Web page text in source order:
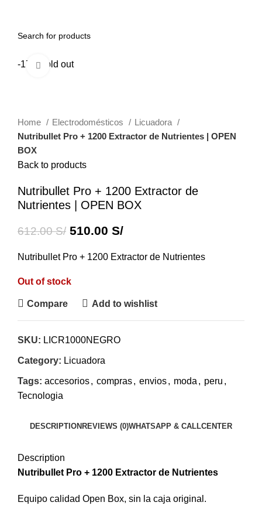
-17%Sold out
Click to enlarge
Home Electrodomésticos
Licuadora
Nutribullet Pro + 1200 Extractor de Nutrientes | OPEN
BOX
Back to products
Nutribullet Pro + 1200 Extractor de
Nutrientes | OPEN BOX
612.00S/ 510.00 S/
Nutribullet Pro + 1200 Extractor de Nutrientes
Out of stock
Compare Add to wishlist
SKU: LICR1000NEGRO
Category: Licuadora
Tags: accesorios, compras, envios, moda , peru ,
Tecnologia
DESCRIPTION REVIEWS (0)WHATSAPP & CALLCENTER
Description
Nutribullet Pro + 1200 Extractor de Nutrientes
Equipo calidad Open Box, sin la caja original.